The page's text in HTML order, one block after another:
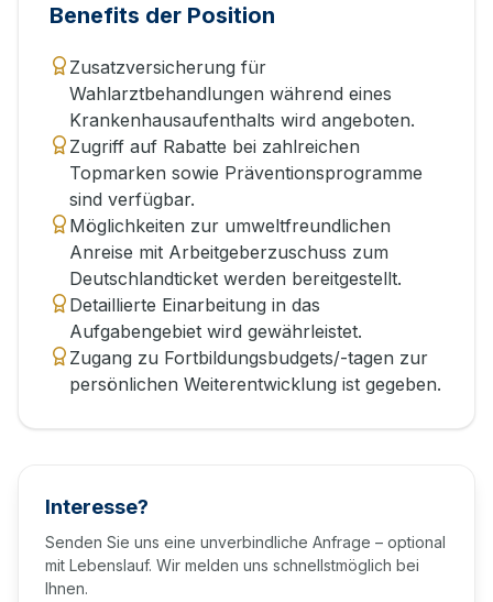
Benefits der Position
Zusatzversicherung für
Wahlarztbehandlungen während eines
Krankenhausaufenthalts wird angeboten.
Zugriff auf Rabatte bei zahlreichen
Topmarken sowie Präventionsprogramme
sind verfügbar.
Möglichkeiten zur umweltfreundlichen
Anreise mit Arbeitgeberzuschuss zum
Deutschlandticket werden bereitgestellt.
Detaillierte Einarbeitung in das
Aufgabengebiet wird gewährleistet.
Zugang zu Fortbildungsbudgets/-tagen zur
persönlichen Weiterentwicklung ist gegeben.
Interesse?
Senden Sie uns eine unverbindliche Anfrage – optional
mit Lebenslauf. Wir melden uns schnellstmöglich bei
Ihnen.